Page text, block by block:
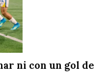
ni con un gol de